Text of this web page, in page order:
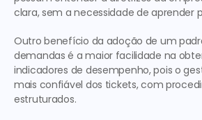
clara, sem a necessidade de aprender
Outro benefício da adoção de um
demandas é a maior facilidade na
indicadores de desempenho, pois o
mais confiável dos tickets, com
estruturados.